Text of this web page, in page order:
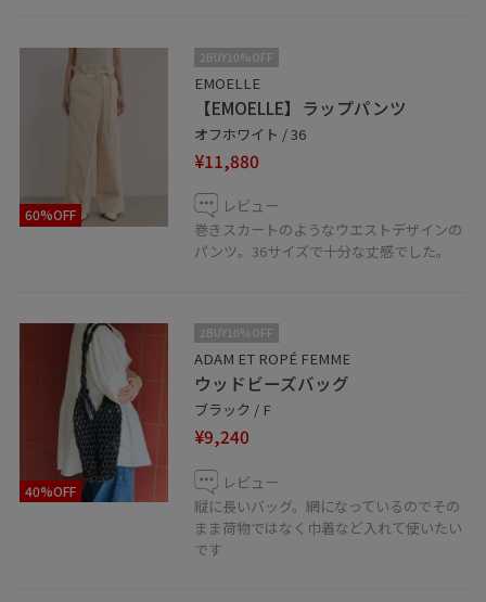
60%OFF
2BUY10%OFF
EMOELLE
【EMOELLE】ラップパンツ
オフホワイト / 36
¥11,880
レビュー
巻きスカートのようなウエストデザインの
パンツ。36サイズで十分な丈感でした。
40%OFF
2BUY10%OFF
ADAM ET ROPÉ FEMME
ウッドビーズバッグ
ブラック / F
¥9,240
レビュー
縦に長いバッグ。網になっているのでその
まま荷物ではなく巾着など入れて使いたい
です